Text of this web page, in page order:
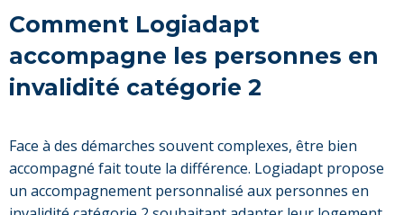
Comment Logiadapt
accompagne les personnes en
invalidité catégorie 2
Face à des démarches souvent complexes, être bien
accompagné fait toute la différence. Logiadapt propose
un accompagnement personnalisé aux personnes en